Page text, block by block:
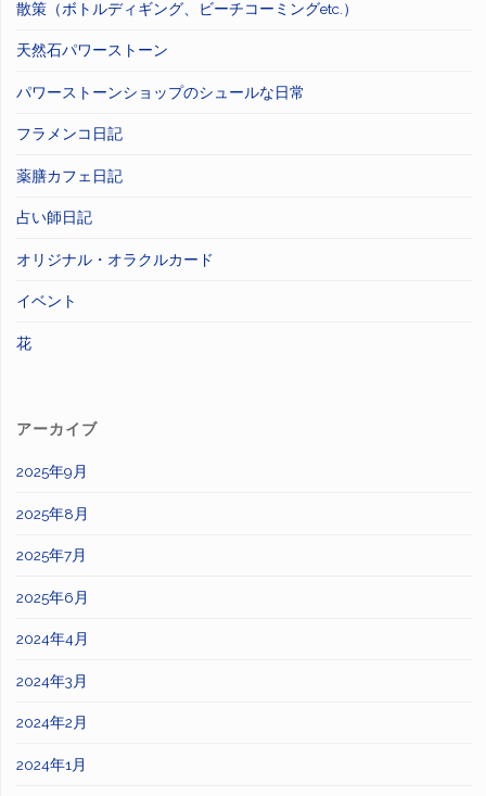
散策（ボトルディギング、ビーチコーミングetc.）
天然石パワーストーン
パワーストーンショップのシュールな日常
フラメンコ日記
薬膳カフェ日記
占い師日記
オリジナル・オラクルカード
イベント
花
アーカイブ
2025年9月
2025年8月
2025年7月
2025年6月
2024年4月
2024年3月
2024年2月
2024年1月